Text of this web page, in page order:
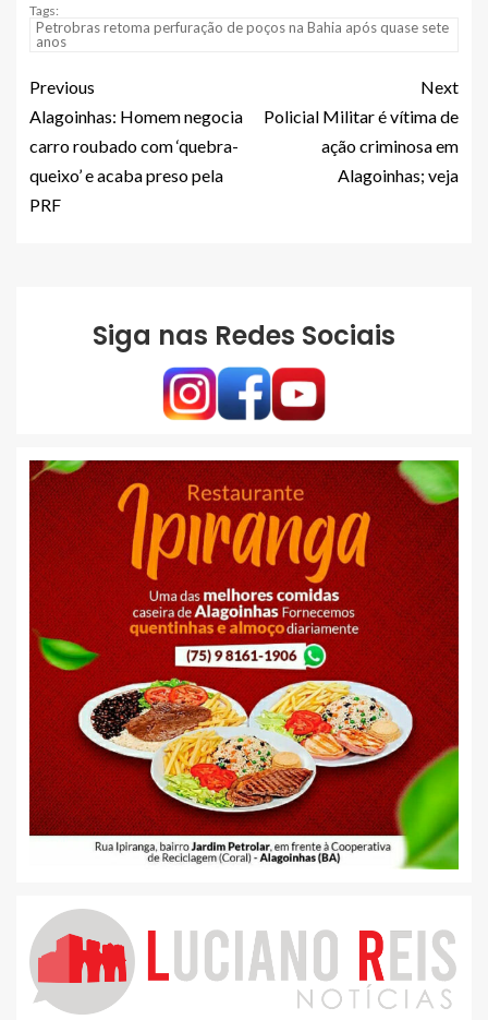
Tags:
Petrobras retoma perfuração de poços na Bahia após quase sete
anos
Previous
Alagoinhas: Homem negocia
carro roubado com ‘quebra-
queixo’ e acaba preso pela
PRF
Next
Policial Militar é vítima de
ação criminosa em
Alagoinhas; veja
Siga nas Redes Sociais